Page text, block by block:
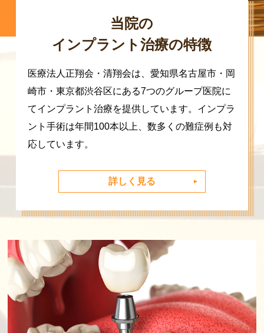
当院の
インプラント治療の特徴
医療法人正翔会・清翔会は、愛知県名古屋市・岡
崎市・東京都渋谷区にある7つのグループ医院に
てインプラント治療を提供しています。インプラ
ント手術は年間100本以上、数多くの難症例も対
応しています。
詳しく見る